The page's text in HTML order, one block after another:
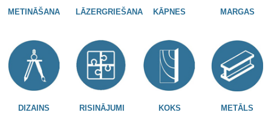
METINĀŠANA LĀZERGRIEŠANA KĀPNES MARGAS
DIZAINS RISINĀJUMI KOKS METĀLS